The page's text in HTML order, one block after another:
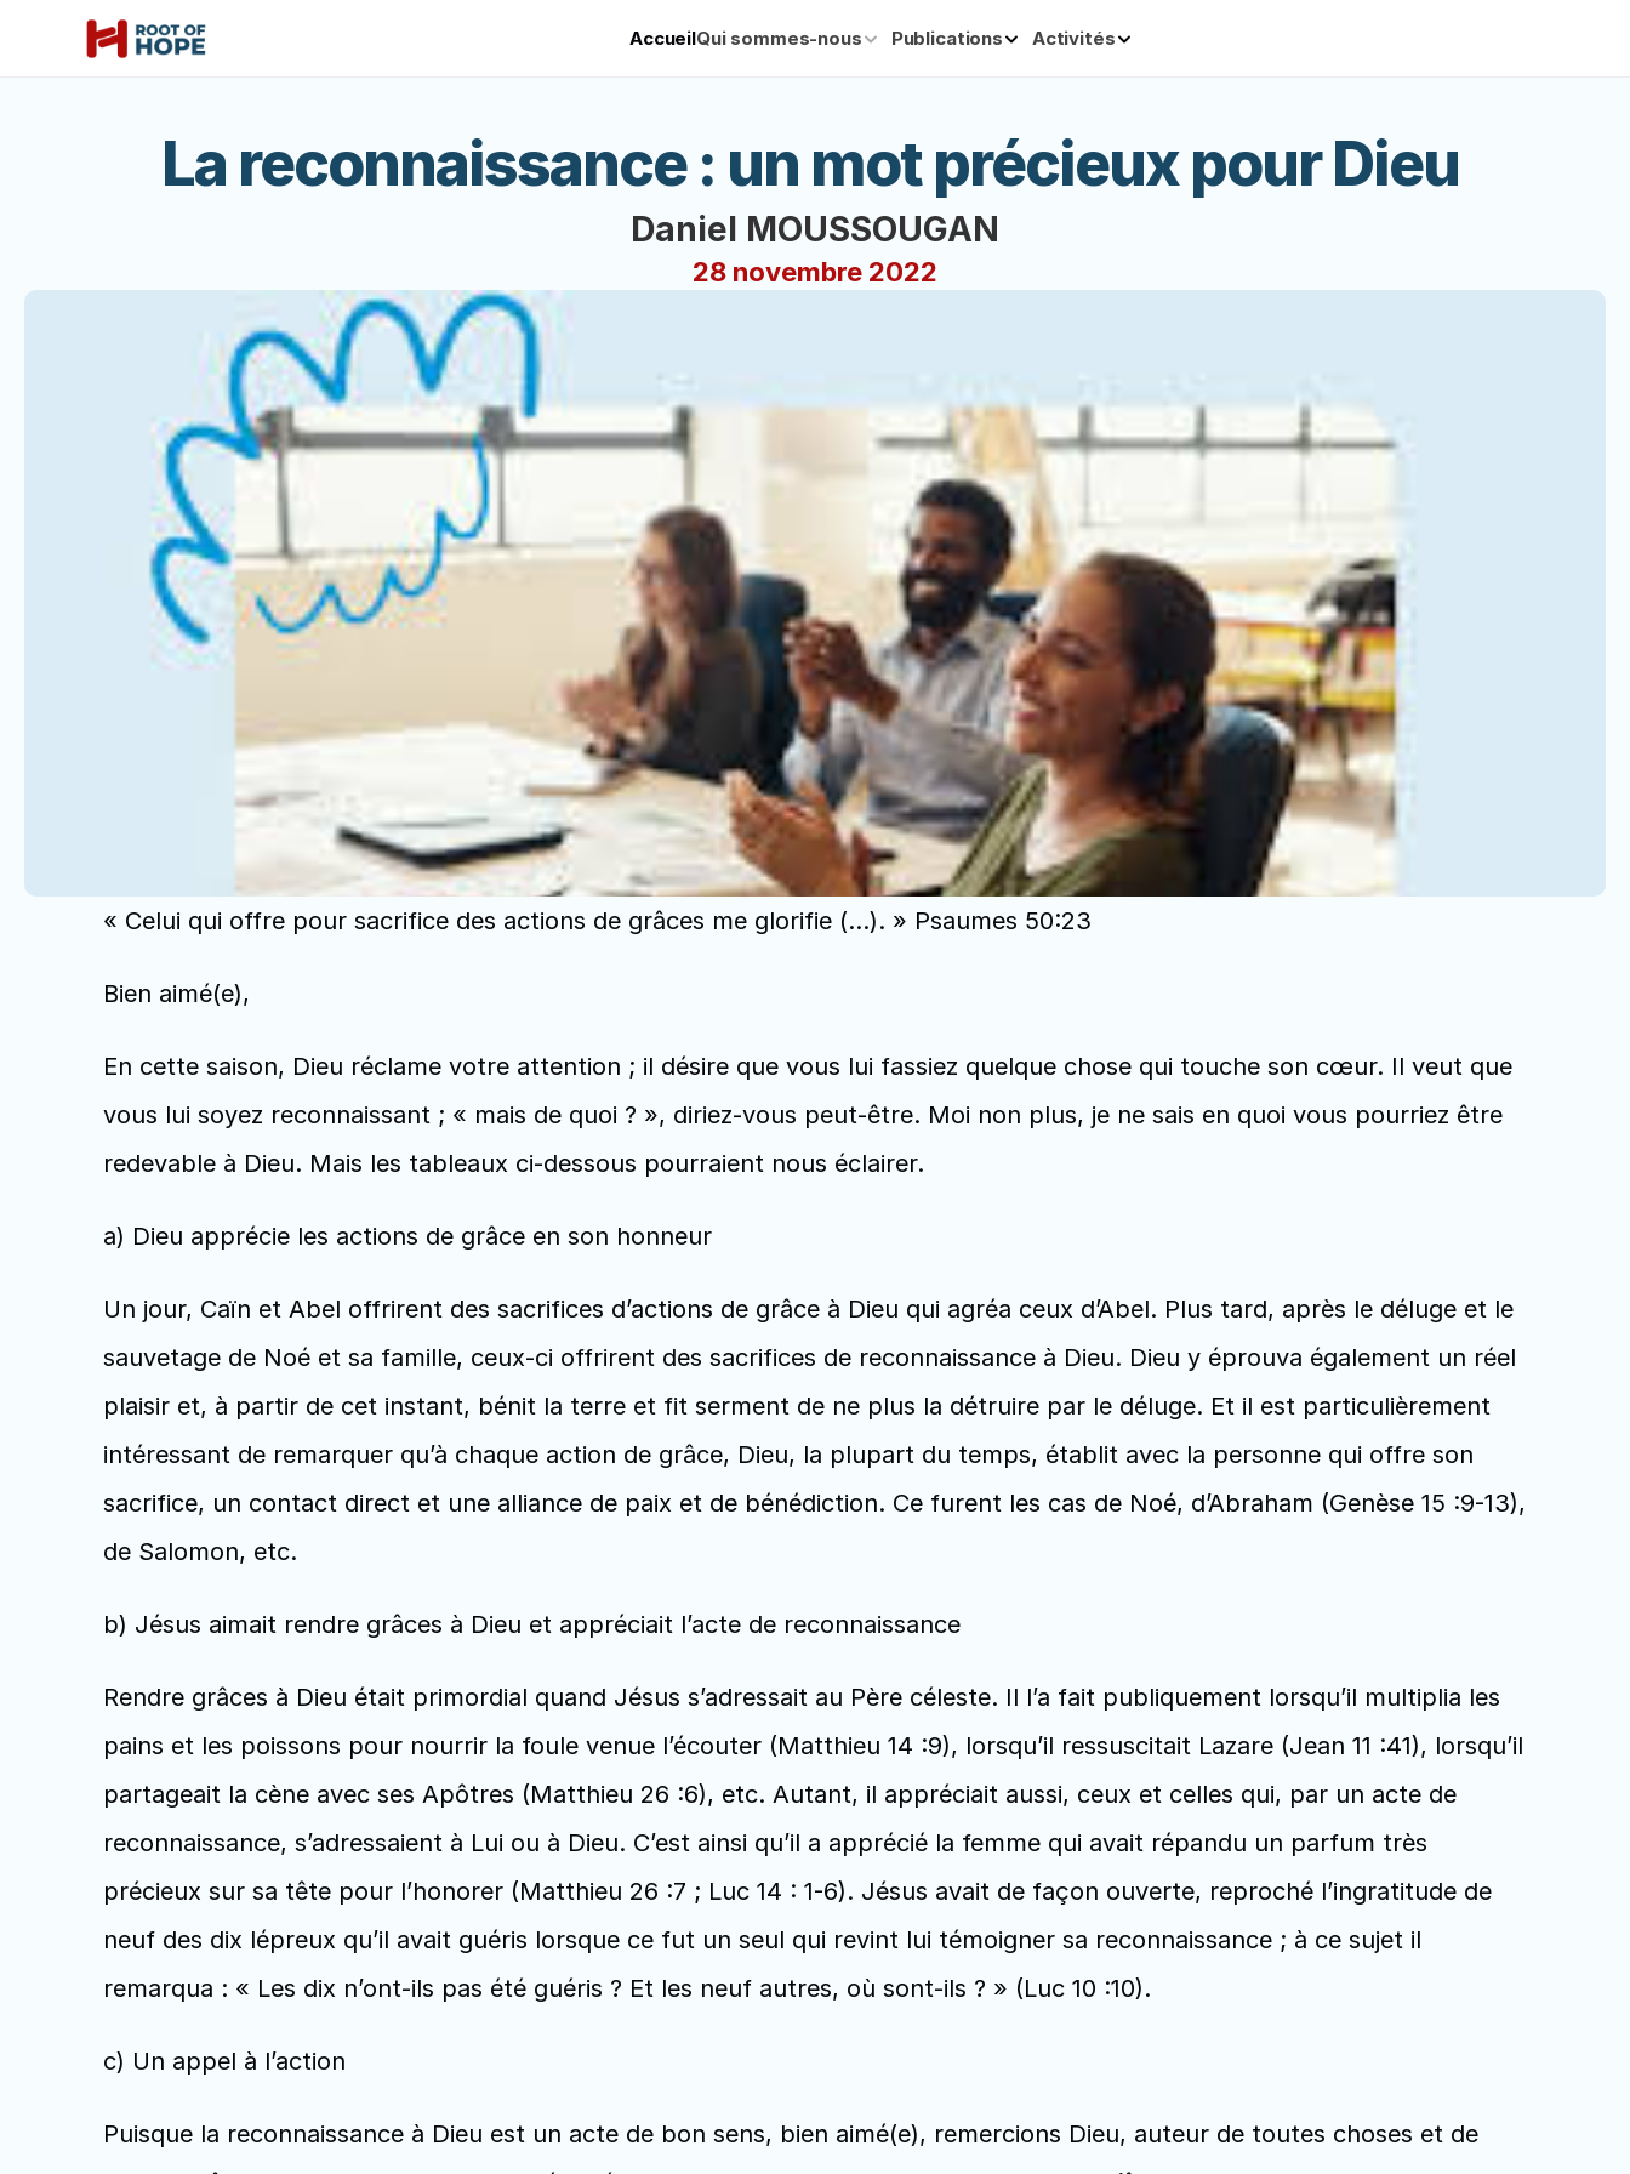
AccueilQui sommes-nous Publications Activités
La reconnaissance : un mot précieux pour Dieu
Daniel MOUSSOUGAN
28 novembre 2022
« Celui qui offre pour sacrifice des actions de grâces me glorifie (…). » Psaumes 50:23
Bien aimé(e),
En cette saison, Dieu réclame votre attention ; il désire que vous lui fassiez quelque chose qui touche son cœur. Il veut que
vous lui soyez reconnaissant ; « mais de quoi ? », diriez-vous peut-être. Moi non plus, je ne sais en quoi vous pourriez être
redevable à Dieu. Mais les tableaux ci-dessous pourraient nous éclairer.
a) Dieu apprécie les actions de grâce en son honneur
Un jour, Caïn et Abel offrirent des sacrifices d’actions de grâce à Dieu qui agréa ceux d’Abel. Plus tard, après le déluge et le
sauvetage de Noé et sa famille, ceux-ci offrirent des sacrifices de reconnaissance à Dieu. Dieu y éprouva également un réel
plaisir et, à partir de cet instant, bénit la terre et fit serment de ne plus la détruire par le déluge. Et il est particulièrement
intéressant de remarquer qu’à chaque action de grâce, Dieu, la plupart du temps, établit avec la personne qui offre son
sacrifice, un contact direct et une alliance de paix et de bénédiction. Ce furent les cas de Noé, d’Abraham (Genèse 15 :9-13),
de Salomon, etc.
b) Jésus aimait rendre grâces à Dieu et appréciait l’acte de reconnaissance
Rendre grâces à Dieu était primordial quand Jésus s’adressait au Père céleste. Il l’a fait publiquement lorsqu’il multiplia les
pains et les poissons pour nourrir la foule venue l’écouter (Matthieu 14 :9), lorsqu’il ressuscitait Lazare (Jean 11 :41), lorsqu’il
partageait la cène avec ses Apôtres (Matthieu 26 :6), etc. Autant, il appréciait aussi, ceux et celles qui, par un acte de
reconnaissance, s’adressaient à Lui ou à Dieu. C’est ainsi qu’il a apprécié la femme qui avait répandu un parfum très
précieux sur sa tête pour l’honorer (Matthieu 26 :7 ; Luc 14 : 1-6). Jésus avait de façon ouverte, reproché l’ingratitude de
neuf des dix lépreux qu’il avait guéris lorsque ce fut un seul qui revint lui témoigner sa reconnaissance ; à ce sujet il
remarqua : « Les dix n’ont-ils pas été guéris ? Et les neuf autres, où sont-ils ? » (Luc 10 :10).
c) Un appel à l’action
Puisque la reconnaissance à Dieu est un acte de bon sens, bien aimé(e), remercions Dieu, auteur de toutes choses et de